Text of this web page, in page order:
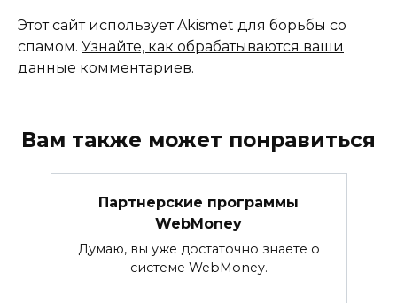
Этот сайт использует Akismet для борьбы со
спамом. Узнайте, как обрабатываются ваши
данные комментариев.
Вам также может понравиться
Партнерские программы
WebMoney
Думаю, вы уже достаточно знаете о
системе WebMoney.